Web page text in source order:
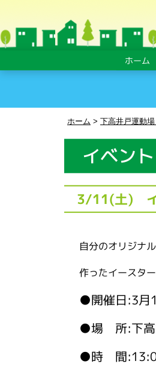
ホーム > 下高井戸運動
イベント
3/11(土) イ
自分のオリジナ
作ったイースタ
●開催日:3月
●場 所:下高
●時 間
ホーム